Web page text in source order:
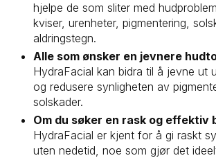
hjelpe de som sliter med
kviser, urenheter, pigmentering,
aldringstegn.
Alle som ønsker en jevnere
HydraFacial kan bidra til å jevne ut
og redusere synligheten av
solskader.
Om du søker en rask og effektiv
HydraFacial er kjent for å gi raskt
uten nedetid, noe som gjør det